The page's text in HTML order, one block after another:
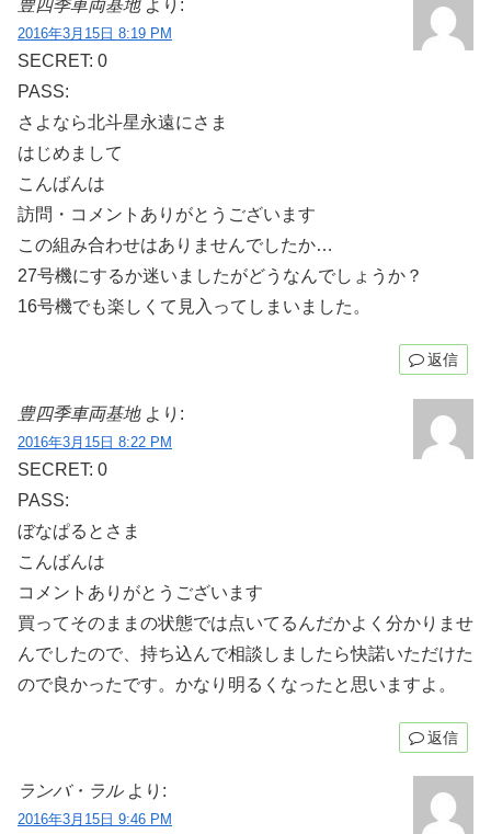
豊四季車両基地 より:
2016年3月15日 8:19 PM
SECRET: 0
PASS:
さよなら北斗星永遠にさま
はじめまして
こんばんは
訪問・コメントありがとうございます
この組み合わせはありませんでしたか…
27号機にするか迷いましたがどうなんでしょうか？
16号機でも楽しくて見入ってしまいました。
返信
豊四季車両基地 より:
2016年3月15日 8:22 PM
SECRET: 0
PASS:
ぼなぱるとさま
こんばんは
コメントありがとうございます
買ってそのままの状態では点いてるんだかよく分かりませ
んでしたので、持ち込んで相談しましたら快諾いただけた
ので良かったです。かなり明るくなったと思いますよ。
返信
ランバ・ラル より:
2016年3月15日 9:46 PM